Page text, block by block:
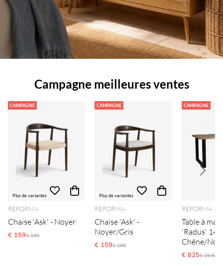
Campagne meilleures ventes
CAMPAGNE
Plus de variantes
REFORMA
Chaise 'Ask' - Noyer
€ 159Ordinarie pris:
€ 199
CAMPAGNE
Plus de variantes
REFORMA
Chaise 'Ask' -
Noyer/Gris
€ 159Ordinarie pris:
€ 199
CAMPAGNE
REFORMA
Table à
'Radus'
Chêne/Noir
€ 825€ 1649